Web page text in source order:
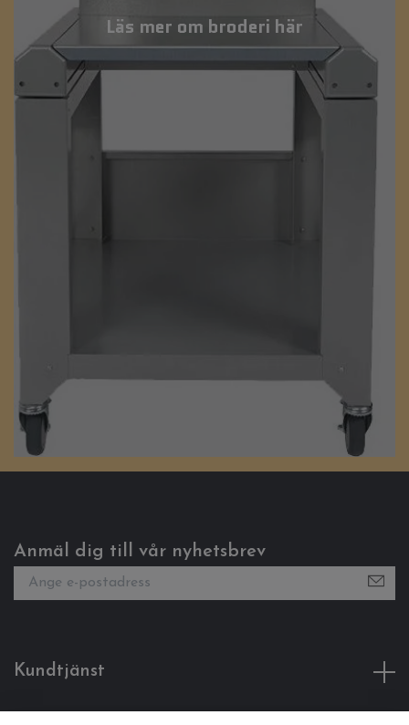
Läs mer om broderi här
Anmäl dig till vår nyhetsbrev
Kundtjänst